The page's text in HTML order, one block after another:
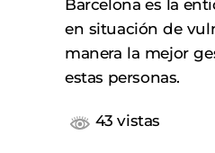
Barcelona es la
en situación de
manera la mejor
estas personas.
43 vistas